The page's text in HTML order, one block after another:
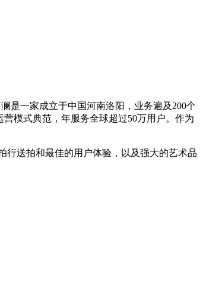
一家成立于中国河南洛阳，业务遍及200个
模式典范，年服务全球超过50万用户。作为
送拍和最佳的用户体验，以及强大的艺术品